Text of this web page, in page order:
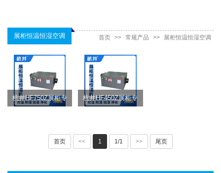
展柜恒温恒湿空调 首页 >> 常规产品 >> 展柜恒温恒湿空调
杭井HF750Z展柜专 杭井HF450Z展柜专
首页 << 1 1/1 >> 尾页